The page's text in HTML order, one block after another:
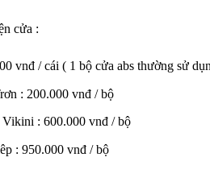
cửa :
vnđ / cái ( 1 bộ cửa abs thường sử
: 200.000 vnđ / bộ
Vikini : 600.000 vnđ / bộ
: 950.000 vnđ / bộ